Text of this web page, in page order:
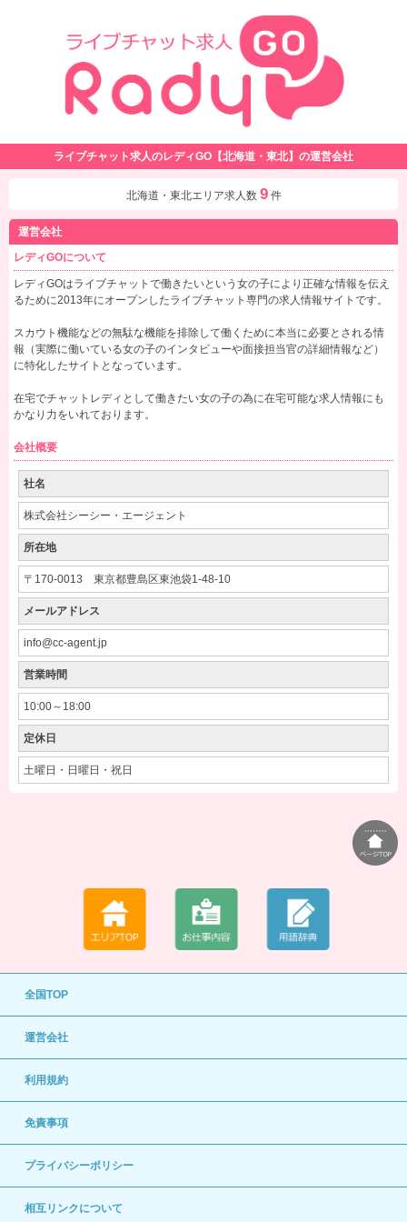
ライブチャット求人のレディGO【北海道・東北】の運営会社
北海道・東北エリア求人数 9 件
運営会社
レディGOについて
レディGOはライブチャットで働きたいという女の子により正確な情報を伝え
るために2013年にオープンしたライブチャット専門の求人情報サイトです。
スカウト機能などの無駄な機能を排除して働くために本当に必要とされる情
報（実際に働いている女の子のインタビューや面接担当官の詳細情報など）
に特化したサイトとなっています。
在宅でチャットレディとして働きたい女の子の為に在宅可能な求人情報にも
かなり力をいれております。
会社概要
社名
株式会社シーシー・エージェント
所在地
〒170‐0013 東京都豊島区東池袋1-48-10
メールアドレス
info@cc-agent.jp
営業時間
10:00～18:00
定休日
土曜日・日曜日・祝日
全国TOP
運営会社
利用規約
免責事項
プライバシーポリシー
相互リンクについて